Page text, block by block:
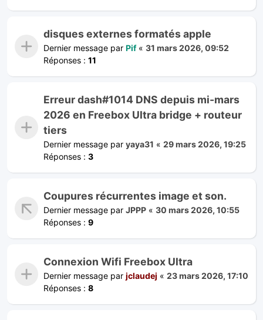
disques externes formatés apple
Dernier message par Pif« 31 mars 2026, 09:52
Réponses : 11
Erreur dash#1014 DNS depuis mi-mars
2026 en Freebox Ultra bridge + routeur
tiers
Dernier message par yaya31 « 29 mars 2026, 19:25
Réponses : 3
Coupures récurrentes image et son.
Dernier message par JPPP « 30 mars 2026, 10:55
Réponses : 9
Connexion Wifi Freebox Ultra
Dernier message par jclaudej « 23 mars 2026, 17:10
Réponses : 8